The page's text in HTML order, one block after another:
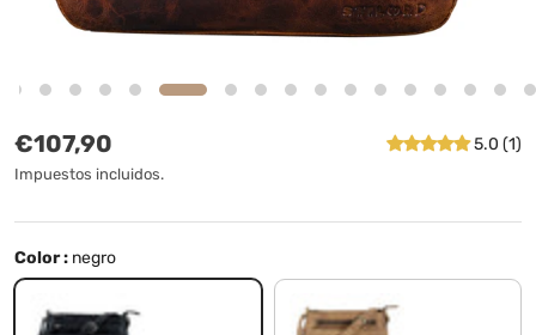
Precio normal
€107,90
Impuestos incluidos.
5.0 (1)
Color : negro